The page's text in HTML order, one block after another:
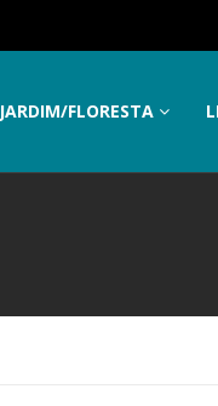
JARDIM/FLORESTA